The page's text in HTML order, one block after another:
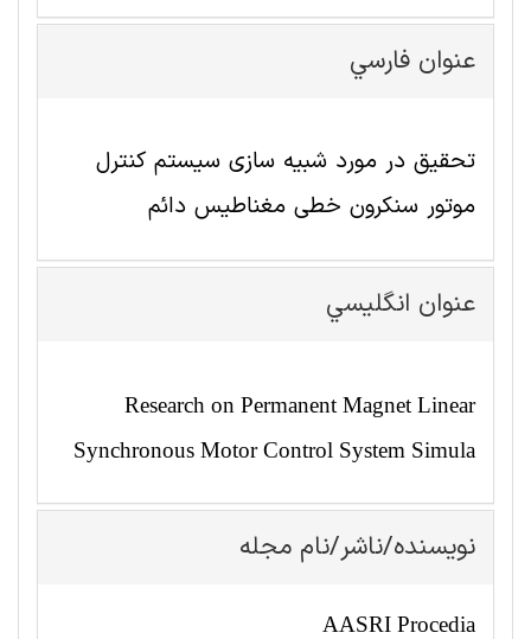
عنوان فارسي
تحقیق در مورد شبیه سازی سیستم کنترل
موتور سنکرون خطی مغناطیس دائم
عنوان انگليسي
Research on Permanent Magnet Linear
Synchronous Motor Control System Simula
نویسنده/ناشر/نام مجله
AASRI Procedia